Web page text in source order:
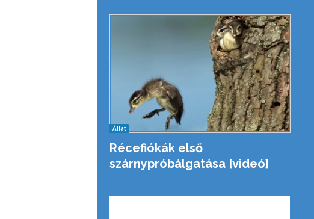
Állat
Récefiókák első
szárnypróbálgatása [videó]